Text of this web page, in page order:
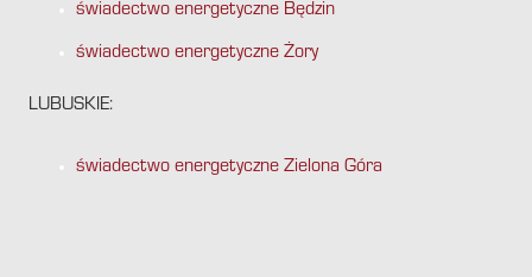
świadectwo energetyczne Będzin
świadectwo energetyczne Żory
LUBUSKIE:
świadectwo energetyczne Zielona Góra